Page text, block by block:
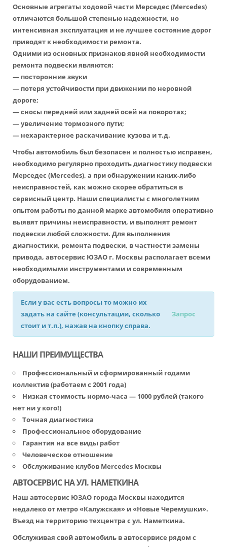
Основные агрегаты ходовой части Мерседес (Mercedes)
отличаются большой степенью надежности, но
интенсивная эксплуатация и не лучшее состояние дорог
приводят к необходимости ремонта.
Одними из основных признаков явной необходимости
ремонта подвески являются:
— посторонние звуки
— потеря устойчивости при движении по неровной
дороге;
— сносы передней или задней осей на поворотах;
— увеличение тормозного пути;
— нехарактерное раскачивание кузова и т.д.
Чтобы автомобиль был безопасен и полностью исправен,
необходимо регулярно проходить диагностику подвески
Мерседес (Mercedes), а при обнаружении каких-либо
неисправностей, как можно скорее обратиться в
сервисный центр. Наши специалисты с многолетним
опытом работы по данной марке автомобиля оперативно
выявят причины неисправности, и выполнят ремонт
подвески любой сложности. Для выполнения
диагностики, ремонта подвески, в частности замены
привода, автосервис ЮЗАО г. Москвы располагает всеми
необходимыми инструментами и современным
оборудованием.
Если у вас есть вопросы то можно их
задать на сайте (консультации, сколько
стоит и т.п.), нажав на кнопку справа.
Запрос
НАШИ ПРЕИМУЩЕСТВА
Профессиональный и сформированный годами
коллектив (работаем с 2001 года)
Низкая стоимость нормо-часа — 1000 рублей (такого
нет ни у кого!)
Точная диагностика
Профессиональное оборудование
Гарантия на все виды работ
Человеческое отношение
Обслуживание клубов Mercedes Москвы
АВТОСЕРВИС НА УЛ. НАМЕТКИНА
Наш автосервис ЮЗАО города Москвы находится
недалеко от метро «Калужская» и «Новые Черемушки».
Въезд на территорию техцентра с ул. Наметкина.
Обслуживая свой автомобиль в автосервисе рядом с